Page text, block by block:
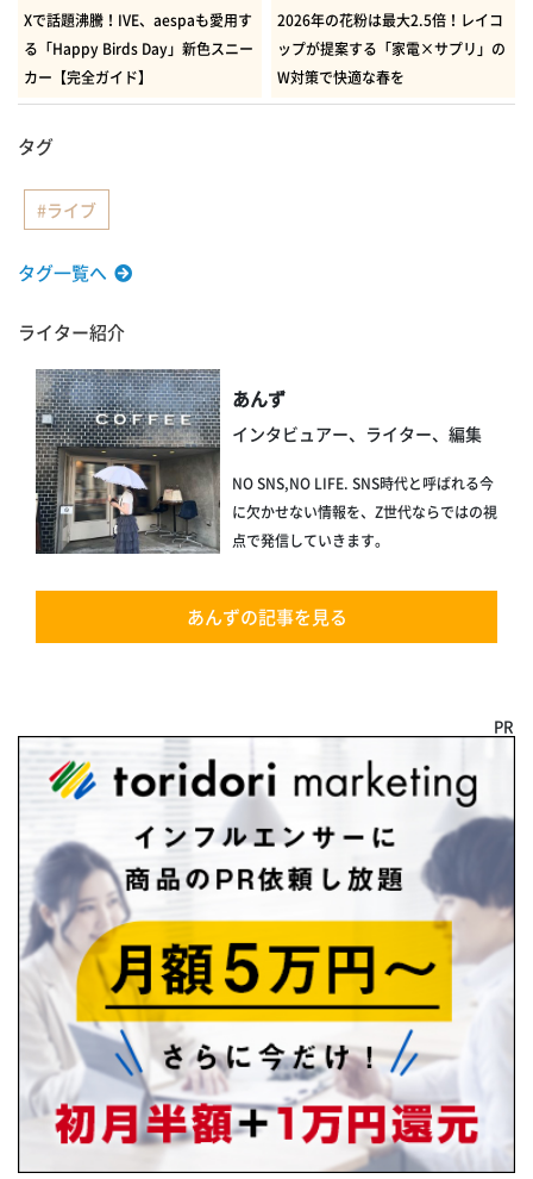
Xで話題沸騰！IVE、aespaも愛用す
る「Happy Birds Day」新色スニー
カー【完全ガイド】
2026年の花粉は最大2.5倍！レイコ
ップが提案する「家電×サプリ」の
W対策で快適な春を
タグ
ライブ
タグ一覧へ
ライター紹介
あんず
インタビュアー、ライター、編集
NO SNS,NO LIFE. SNS時代と呼ばれる今
に欠かせない情報を、Z世代ならではの視
点で発信していきます。
あんずの記事を見る
PR